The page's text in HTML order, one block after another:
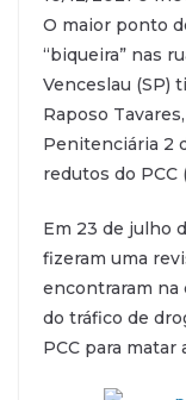
O maior ponto
“biqueira” nas
Venceslau (SP)
Raposo
Penitenciária 2
redutos do PCC
Em 23 de julho
fizeram uma
encontraram na
do tráfico de
PCC para matar